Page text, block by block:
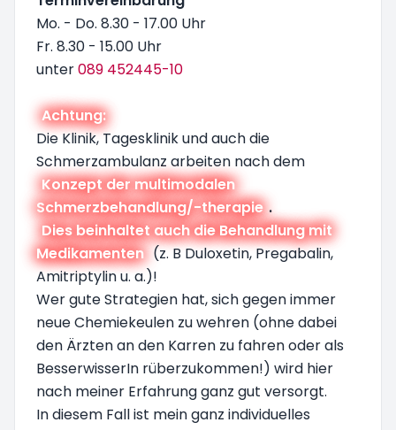
Mo. - Do. 8.30 - 17.00 Uhr
Fr. 8.30 - 15.00 Uhr
unter089 452445-10
Achtung:
Die Klinik, Tagesklinik und auch die
Schmerzambulanz arbeiten nach dem
Konzept der multimodalen
Schmerzbehandlung/-therapie .
Dies beinhaltet auch die Behandlung mit
Medikamenten (z. B Duloxetin, Pregabalin,
Amitriptylin u. a.)!
Wer gute Strategien hat, sich gegen immer
neue Chemiekeulen zu wehren (ohne dabei
den Ärzten an den Karren zu fahren oder als
BesserwisserIn rüberzukommen!) wird hier
nach meiner Erfahrung ganz gut versorgt.
In diesem Fall ist mein ganz individuelles